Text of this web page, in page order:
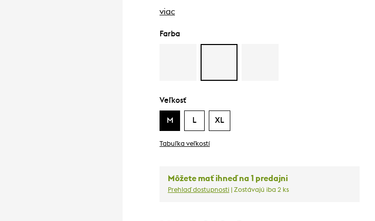
viac
Farba
Veľkosť
M L XL
Tabuľka veľkostí
Môžete mať ihneď na 1 predajni
Prehlaď dostupnosti | Zostávajú iba 2 ks